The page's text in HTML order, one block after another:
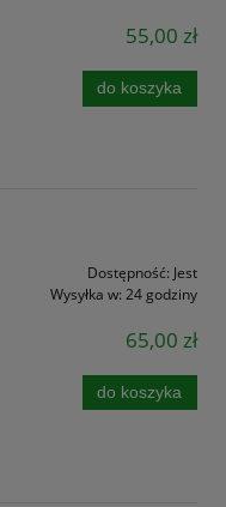
55,00 zł
do koszyka
Dostępność: Jest
Wysyłka w: 24 godziny
65,00 zł
do koszyka